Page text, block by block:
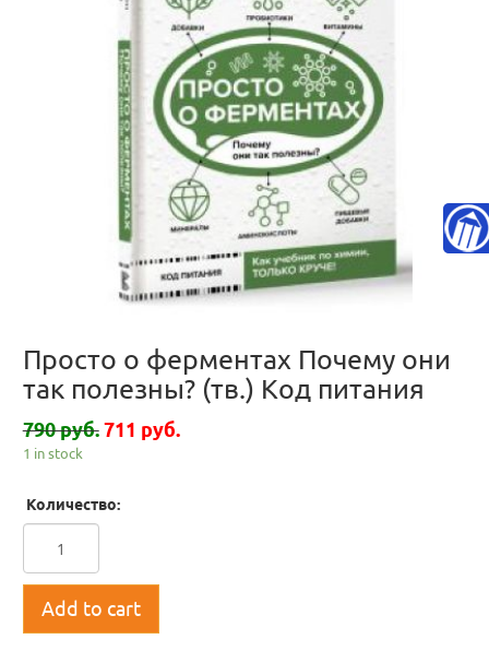
Просто о ферментах Почему они
так полезны? (тв.) Код питания
790 руб. 711 руб.
1 in stock
Количество:
Add to cart